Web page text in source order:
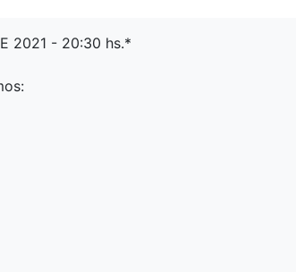
2021 - 20:30 hs.*